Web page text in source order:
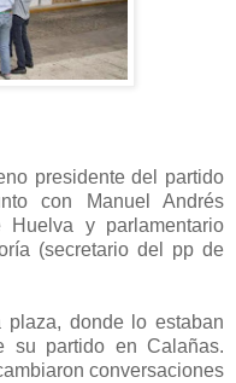
presidente del partido
con Manuel Andrés
y parlamentario
(secretario del pp de
donde lo estaban
su partido en Calañas.
conversaciones